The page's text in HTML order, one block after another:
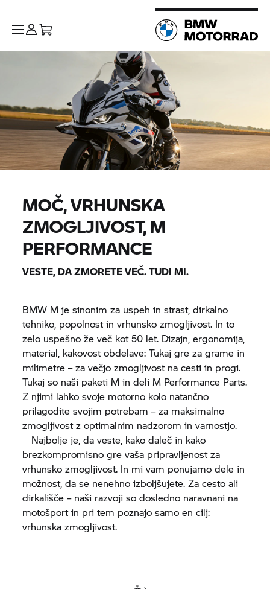
MOČ, VRHUNSKA
ZMOGLJIVOST, M
PERFORMANCE
VESTE, DA ZMORETE VEČ. TUDI MI.
BMW M je sinonim za uspeh in strast, dirkalno
tehniko, popolnost in vrhunsko zmogljivost. In to
zelo uspešno že več kot 50 let. Dizajn, ergonomija,
material, kakovost obdelave: Tukaj gre za grame in
milimetre – za večjo zmogljivost na cesti in progi.
Tukaj so naši paketi M in deli M Performance Parts.
Z njimi lahko svoje motorno kolo natančno
prilagodite svojim potrebam – za maksimalno
zmogljivost z optimalnim nadzorom in varnostjo.
Najbolje je, da veste, kako daleč in kako
brezkompromisno gre vaša pripravljenost za
vrhunsko zmogljivost. In mi vam ponujamo dele in
možnost, da se nenehno izboljšujete. Za cesto ali
dirkališče – naši razvoji so dosledno naravnani na
motošport in pri tem poznajo samo en cilj:
vrhunska zmogljivost.